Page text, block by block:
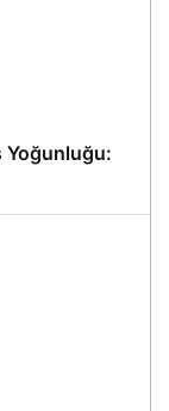
Yoğunluğu: